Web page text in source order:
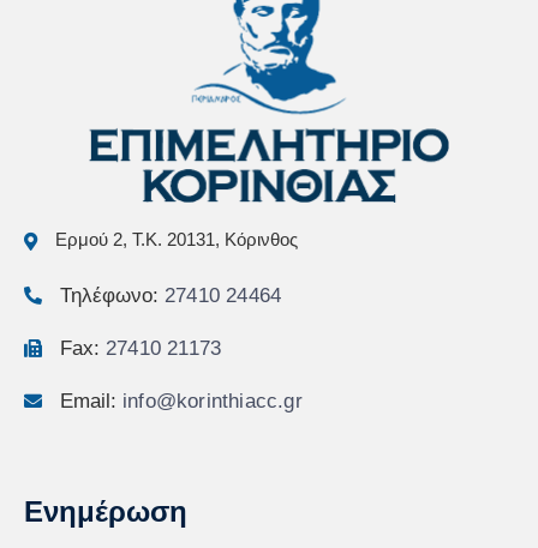
Ερμού 2, Τ.Κ. 20131, Κόρινθος
Τηλέφωνο: 27410 24464
Fax: 27410 21173
Email: info@korinthiacc.gr
Ενημέρωση